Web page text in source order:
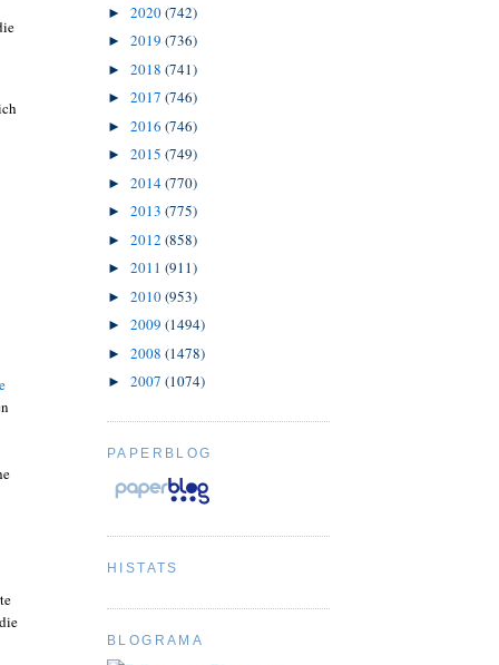
► 2020(742)
► 2019 (736)
► 2018 (741)
► 2017 (746)
► 2016 (746)
► 2015 (749)
► 2014(770)
► 2013 (775)
► 2012 (858)
► 2011 (911)
► 2010(953)
► 2009 (1494)
► 2008 (1478)
► 2007 (1074)
PAPERBLOG
HISTATS
BLOGRAMA